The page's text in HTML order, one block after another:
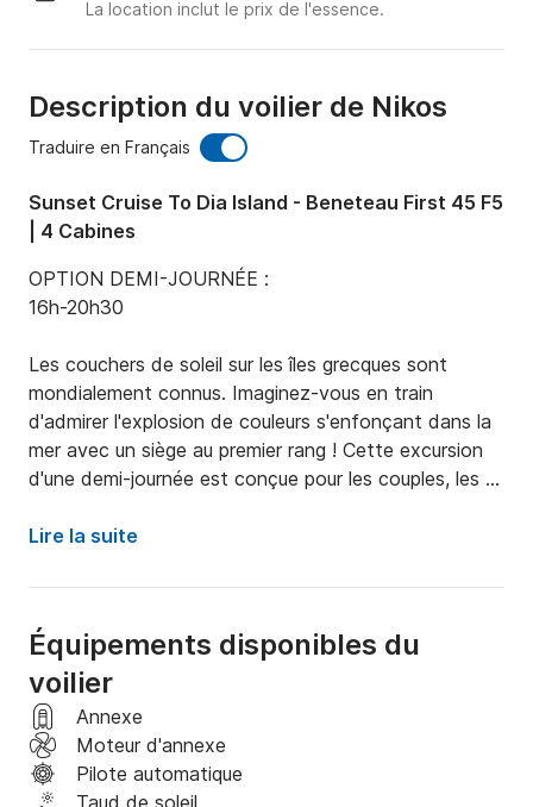
La location inclut le prix de l'essence.
Description du voilier de Nikos
Traduire en Français
Sunset Cruise To Dia Island - Beneteau First 45 F5
| 4 Cabines
OPTION DEMI-JOURNÉE :
16h-20h30
Les couchers de soleil sur les îles grecques sont
mondialement connus. Imaginez-vous en train
d'admirer l'explosion de couleurs s'enfonçant dans la
mer avec un siège au premier rang ! Cette excursion
d'une demi-journée est conçue pour les couples, les
compagnie. C'est un moment d'été à ne manquer
Nous nous retrouvons dans le vieux port vénitien
d'Héraklion (nous pouvons organiser une prise en
charge à votre hôtel) et vous accueillons à bord pour
faire connaissance et vous informer sur la sécurité, la
conduite du bateau et les conseils de navigation ! La
destination de notre voyage est l'île à travers l'île !
Dia!
Lire la suite
Équipements disponibles du
voilier
Annexe
Moteur d'annexe
Pilote automatique